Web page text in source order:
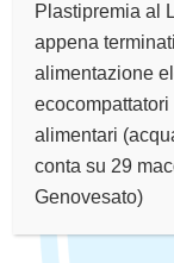
Plastipremia al
appena
alimentazione
alimentari
conta su 29
Genovesato)